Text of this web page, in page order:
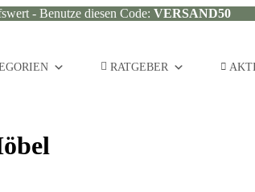
- Benutze diesen Code: VERSAND50
RATGEBER